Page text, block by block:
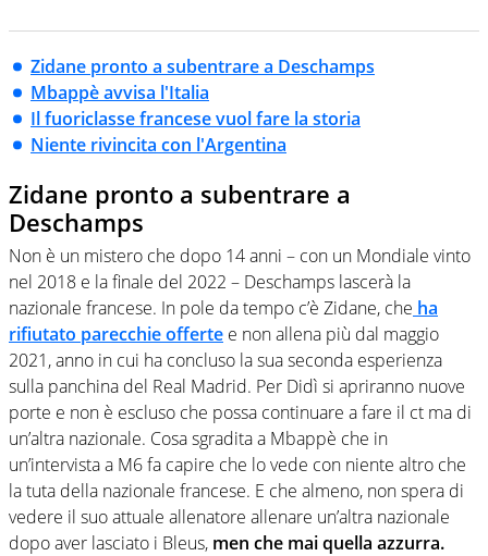
Zidane pronto a subentrare a Deschamps
Mbappè avvisa l'Italia
Il fuoriclasse francese vuol fare la storia
Niente rivincita con l'Argentina
Zidane pronto a subentrare a
Deschamps
Non è un mistero che dopo 14 anni – con un Mondiale vinto
nel 2018 e la finale del 2022 – Deschamps lascerà la
nazionale francese. In pole da tempo c’è Zidane, che ha
rifiutato parecchie offerte e non allena più dal maggio
2021, anno in cui ha concluso la sua seconda esperienza
sulla panchina del Real Madrid. Per Didì si apriranno nuove
porte e non è escluso che possa continuare a fare il ct ma di
un’altra nazionale. Cosa sgradita a Mbappè che in
un’intervista a M6 fa capire che lo vede con niente altro che
la tuta della nazionale francese. E che almeno, non spera di
vedere il suo attuale allenatore allenare un’altra nazionale
dopo aver lasciato i Bleus, men che mai quella azzurra.